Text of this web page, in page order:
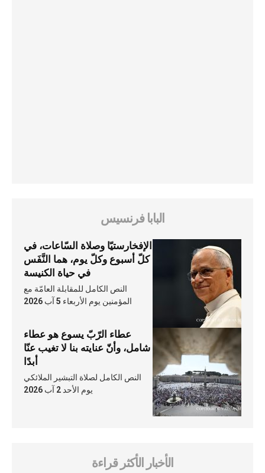
البابا فرنسيس
الإفخارستيّا وصلاة السّاعات، في
كلّ أسبوع وكلّ يوم، هما النَّفَس
في حياة الكنيسة
النص الكامل للمقابلة العامّة مع
المؤمنين يوم الأربعاء 5 آب 2026
عطاء الرّبّ يسوع هو عطاء
شامل، وأنّ عنايته بنا لا تغيب عنّا
أبدًا
النص الكامل لصلاة التبشير الملائكي
يوم الأحد 2 آب 2026
الأخبار الأكثر قراءة